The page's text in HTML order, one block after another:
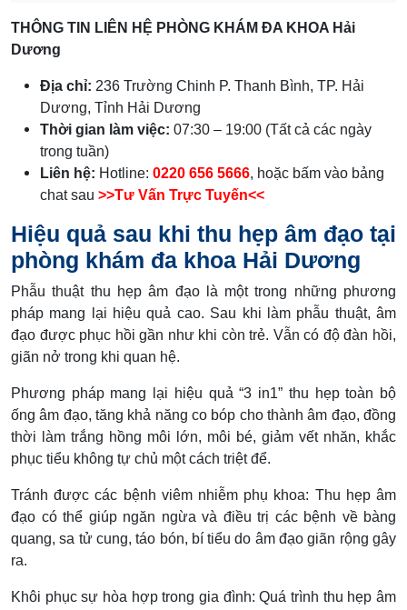
THÔNG TIN LIÊN HỆ PHÒNG KHÁM ĐA KHOA Hải
Dương
Địa chỉ: 236 Trường Chinh P. Thanh Bình, TP. Hải
Dương, Tỉnh Hải Dương
Thời gian làm việc: 07:30 – 19:00 (Tất cả các ngày
trong tuần)
Liên hệ: Hotline: 0220 656 5666, hoặc bấm vào bảng
chat sau >>Tư Vấn Trực Tuyến<<
Hiệu quả sau khi thu hẹp âm đạo tại
phòng khám đa khoa Hải Dương
Phẫu thuật thu hẹp âm đạo là một trong những phương
pháp mang lại hiệu quả cao. Sau khi làm phẫu thuật, âm
đạo được phục hồi gần như khi còn trẻ. Vẫn có độ đàn hồi,
giãn nở trong khi quan hệ.
Phương pháp mang lại hiệu quả “3 in1” thu hẹp toàn bộ
ống âm đạo, tăng khả năng co bóp cho thành âm đạo, đồng
thời làm trắng hồng môi lớn, môi bé, giảm vết nhăn, khắc
phục tiểu không tự chủ một cách triệt để.
Tránh được các bệnh viêm nhiễm phụ khoa: Thu hẹp âm
đạo có thể giúp ngăn ngừa và điều trị các bệnh về bàng
quang, sa tử cung, táo bón, bí tiểu do âm đạo giãn rộng gây
ra.
Khôi phục sự hòa hợp trong gia đình: Quá trình thu hẹp âm